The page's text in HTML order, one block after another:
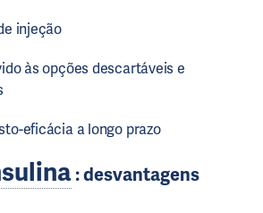
injeção
às opções descartáveis e
eficácia a longo prazo
: desvantagens